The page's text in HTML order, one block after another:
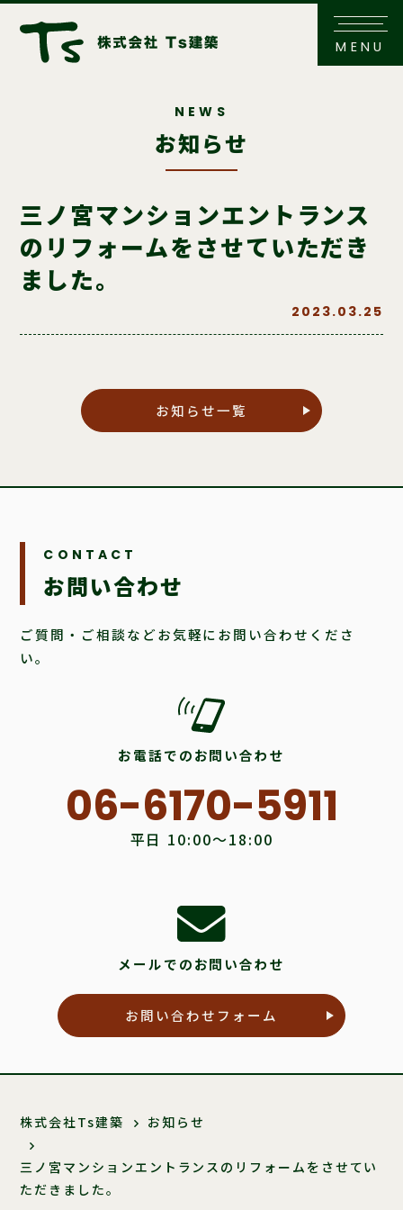
MENU
NEWS
お知らせ
三ノ宮マンションエントランス
のリフォームをさせていただき
ました。
2023.03.25
お知らせ一覧
CONTACT
お問い合わせ
ご質問・ご相談などお気軽にお問い合わせくださ
い。
お電話でのお問い合わせ
06-6170-5911
平日 10:00〜18:00
メールでのお問い合わせ
お問い合わせフォーム
株式会社Ts建築 お知らせ
三ノ宮マンションエントランスのリフォームをさせてい
ただきました。